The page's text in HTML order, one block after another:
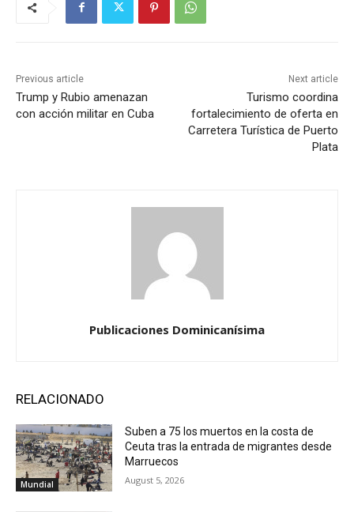
Previous article
Trump y Rubio amenazan
con acción militar en Cuba
Next article
Turismo coordina
fortalecimiento de oferta en
Carretera Turística de Puerto
Plata
Publicaciones Dominicanísima
RELACIONADO
Mundial
Suben a 75 los muertos en la costa de
Ceuta tras la entrada de migrantes desde
Marruecos
August 5, 2026